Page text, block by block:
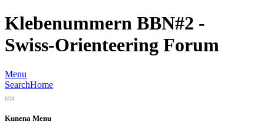
Klebenummern BBN#2 -
Swiss-Orienteering Forum
Menu
SearchHome
Kunena Menu